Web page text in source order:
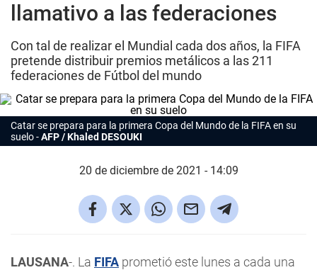
llamativo a las federaciones
Con tal de realizar el Mundial cada dos años, la FIFA
pretende distribuir premios metálicos a las 211
federaciones de Fútbol del mundo
Catar se prepara para la primera Copa del Mundo de la FIFA en su
suelo
AFP / Khaled DESOUKI
20 de diciembre de 2021 - 14:09
LAUSANA-. La FIFA prometió este lunes a cada una